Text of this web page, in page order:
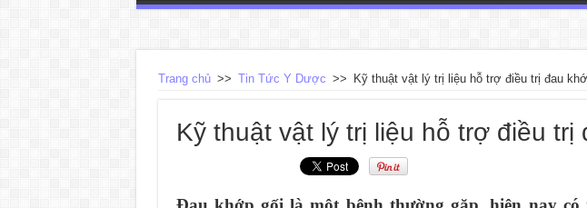
Trang chủ >> Tin Tức Y Dược >> Kỹ thuật vật lý trị liệu hỗ trợ điều trị đau
Kỹ thuật vật lý trị liệu hỗ trợ điều trị